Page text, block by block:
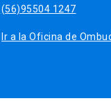
(56)95504 1247
Ir a la Oficina de